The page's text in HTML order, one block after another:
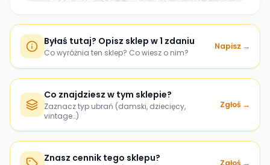
Byłaś tutaj? Opisz sklep w 1 zdaniu
Co wyróżnia ten sklep? Co wiesz o nim?
Napisz →
Co znajdziesz w tym sklepie?
Zaznacz typ ubrań (damski, dziecięcy,
vintage…)
Zgłoś →
Znasz cennik tego sklepu? Zgłoś →